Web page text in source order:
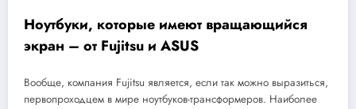
Ноутбуки, которые имеют вращающийся
экран – от Fujitsu и ASUS
Вообще, компания Fujitsu является, если так можно выразиться,
первопроходцем в мире ноутбуков-трансформеров. Наиболее